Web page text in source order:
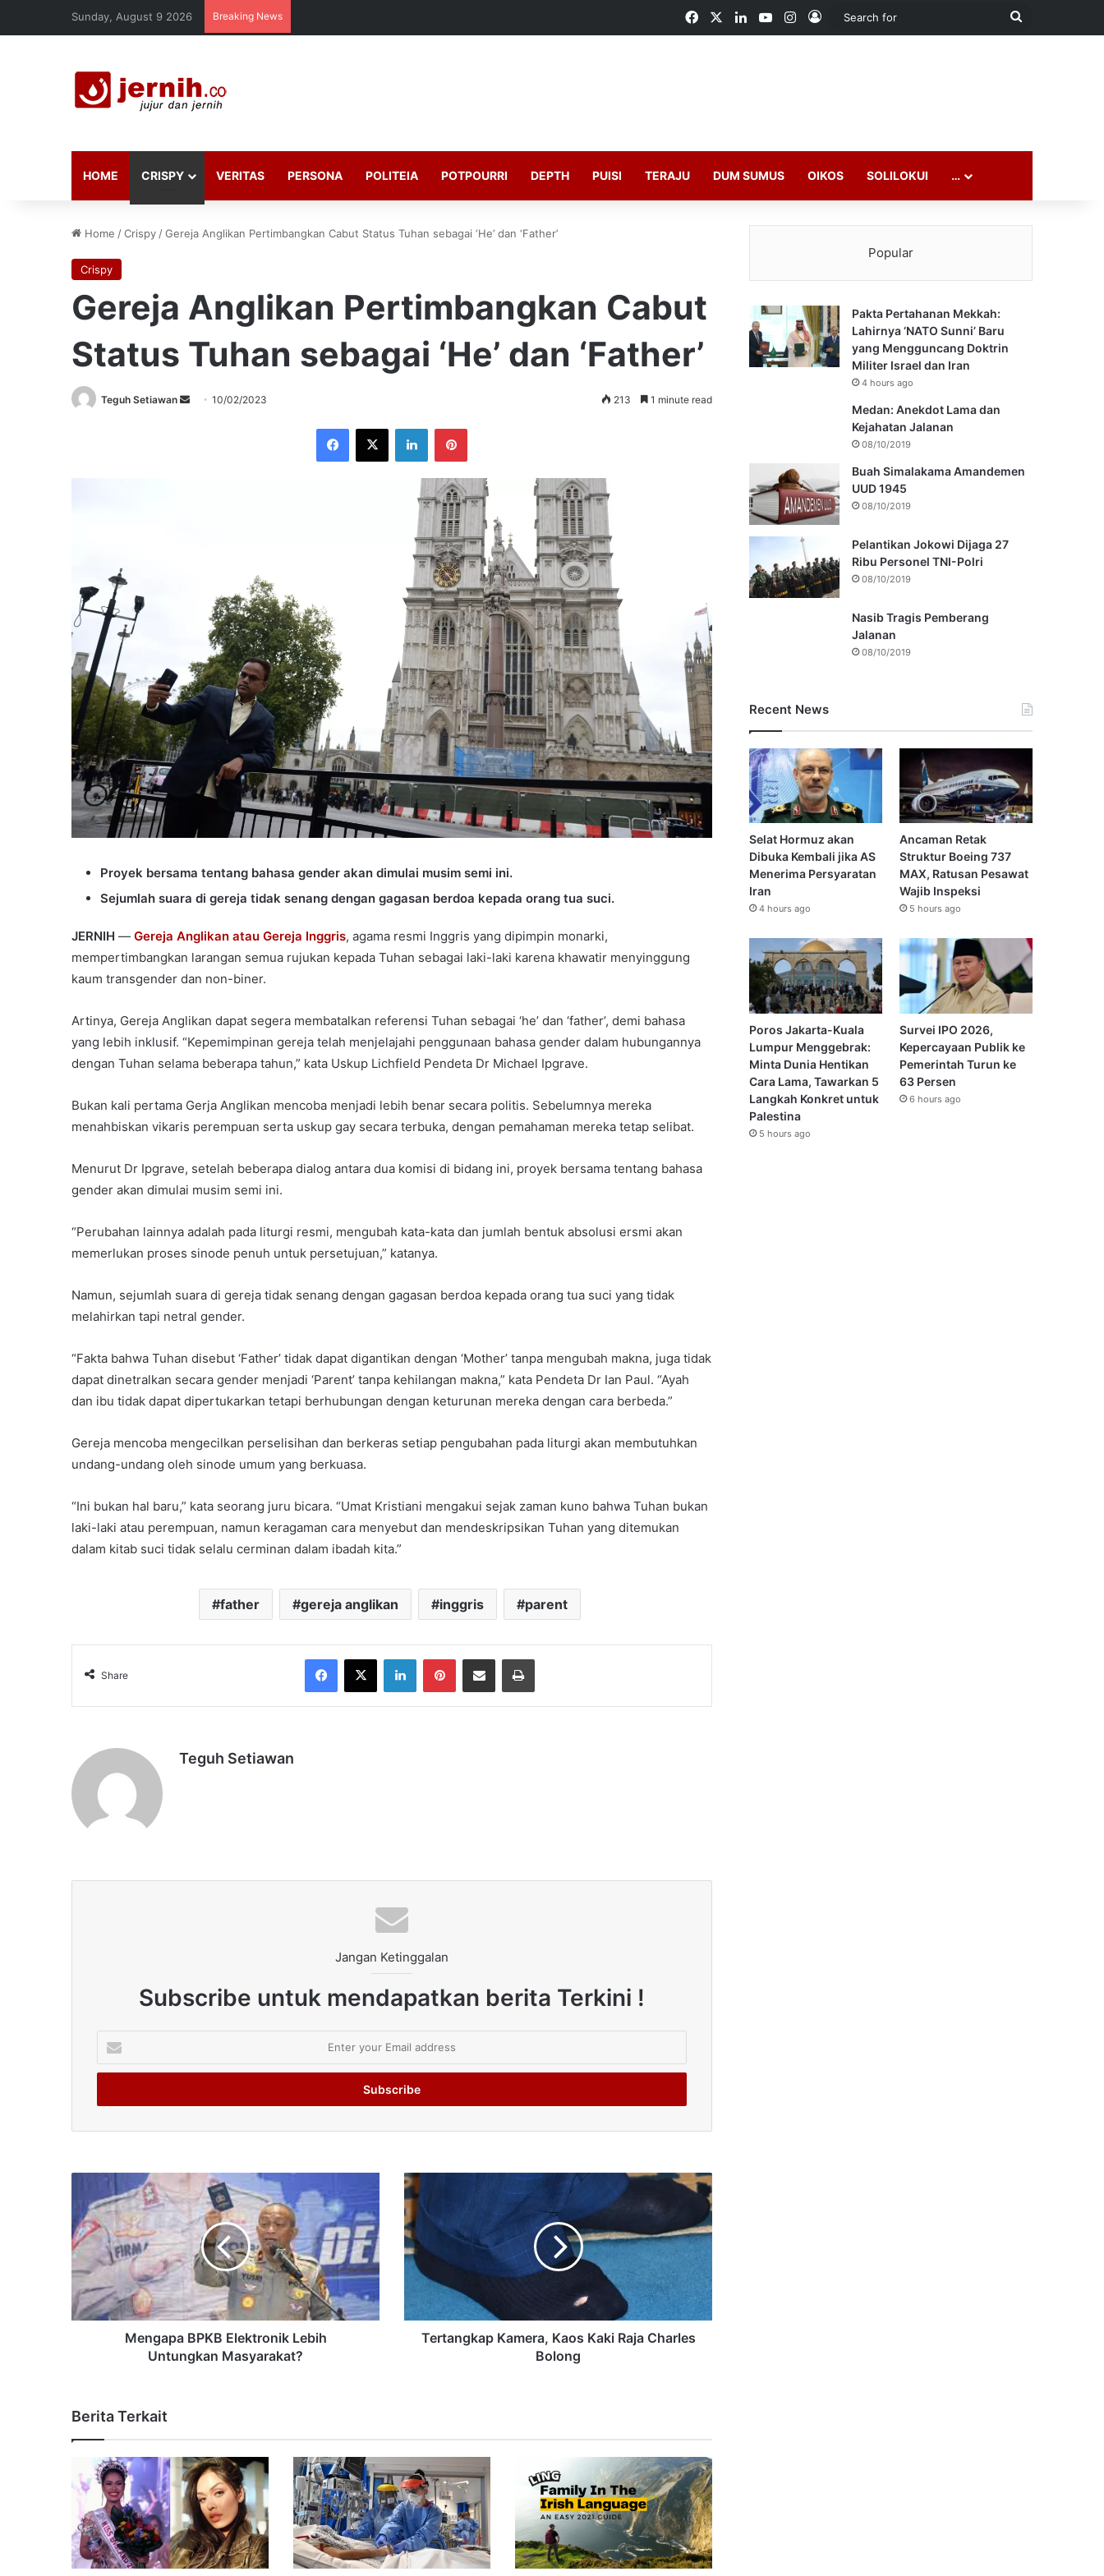
Sunday, August 9 2026 Breaking News FacebookLinkedInYouTubeInstagram
Log In
Search
HOME CRISPY VERITAS PERSONA POLITEIA POTPOURRI DEPTH PUISI TERAJU DUM SUMUS OIKOS SOLILOKUI …
Home /Crispy /Gereja Anglikan Pertimbangkan Cabut Status Tuhan sebagai ‘He’ dan ‘Father’
Crispy
Gereja Anglikan Pertimbangkan Cabut
Status Tuhan sebagai ‘He’ dan ‘Father’
Teguh Setiawan
Send10/02/2023 213 1 minute read
Facebook
X LinkedInPinterest
Proyek bersama tentang bahasa gender akan dimulai musim semi ini.
Sejumlah suara di gereja tidak senang dengan gagasan berdoa kepada orang tua suci.
JERNIH — Gereja Anglikan atau Gereja Inggris, agama resmi Inggris yang dipimpin monarki,
mempertimbangkan larangan semua rujukan kepada Tuhan sebagai laki-laki karena khawatir menyinggung
kaum transgender dan non-biner.
Artinya, Gereja Anglikan dapat segera membatalkan referensi Tuhan sebagai ‘he’ dan ‘father’, demi bahasa
yang lebih inklusif. “Kepemimpinan gereja telah menjelajahi penggunaan bahasa gender dalam hubungannya
dengan Tuhan selama beberapa tahun,” kata Uskup Lichfield Pendeta Dr Michael Ipgrave.
Bukan kali pertama Gerja Anglikan mencoba menjadi lebih benar secara politis. Sebelumnya mereka
menahbiskan vikaris perempuan serta uskup gay secara terbuka, dengan pemahaman mereka tetap selibat.
Menurut Dr Ipgrave, setelah beberapa dialog antara dua komisi di bidang ini, proyek bersama tentang bahasa
gender akan dimulai musim semi ini.
“Perubahan lainnya adalah pada liturgi resmi, mengubah kata-kata dan jumlah bentuk absolusi ersmi akan
memerlukan proses sinode penuh untuk persetujuan,” katanya.
Namun, sejumlah suara di gereja tidak senang dengan gagasan berdoa kepada orang tua suci yang tidak
melahirkan tapi netral gender.
“Fakta bahwa Tuhan disebut ‘Father’ tidak dapat digantikan dengan ‘Mother’ tanpa mengubah makna, juga tidak
dapat dinetralkan secara gender menjadi ‘Parent’ tanpa kehilangan makna,” kata Pendeta Dr Ian Paul. “Ayah
dan ibu tidak dapat dipertukarkan tetapi berhubungan dengan keturunan mereka dengan cara berbeda.”
Gereja mencoba mengecilkan perselisihan dan berkeras setiap pengubahan pada liturgi akan membutuhkan
undang-undang oleh sinode umum yang berkuasa.
“Ini bukan hal baru,” kata seorang juru bicara. “Umat Kristiani mengakui sejak zaman kuno bahwa Tuhan bukan
laki-laki atau perempuan, namun keragaman cara menyebut dan mendeskripsikan Tuhan yang ditemukan
dalam kitab suci tidak selalu cerminan dalam ibadah kita.”
father gereja anglikan inggris parent
Share
Facebook
X LinkedInPinterestShare via Email Print
Teguh Setiawan
Jangan Ketinggalan
Subscribe untuk mendapatkan berita Terkini !
your
Email
Mengapa BPKB Elektronik Lebih
Untungkan Masyarakat?
Tertangkap Kamera, Kaos Kaki Raja Charles
Bolong
Berita Terkait
Popular
Pakta Pertahanan Mekkah:
Lahirnya ‘NATO Sunni’ Baru
yang Mengguncang Doktrin
Militer Israel dan Iran
4 hours ago
Medan: Anekdot Lama dan
Kejahatan Jalanan
08/10/2019
Buah Simalakama Amandemen
UUD 1945
08/10/2019
Pelantikan Jokowi Dijaga 27
Ribu Personel TNI-Polri
08/10/2019
Nasib Tragis Pemberang
Jalanan
08/10/2019
Recent News
Selat Hormuz akan
Dibuka Kembali jika AS
Menerima Persyaratan
Iran
4 hours ago
Ancaman Retak
Struktur Boeing 737
MAX, Ratusan Pesawat
Wajib Inspeksi
5 hours ago
Poros Jakarta-Kuala
Lumpur Menggebrak:
Minta Dunia Hentikan
Cara Lama, Tawarkan 5
Langkah Konkret untuk
Palestina
5 hours ago
Survei IPO 2026,
Kepercayaan Publik ke
Pemerintah Turun ke
63 Persen
6 hours ago